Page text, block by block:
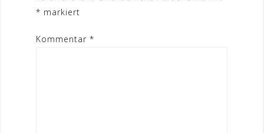
* markiert
Kommentar *